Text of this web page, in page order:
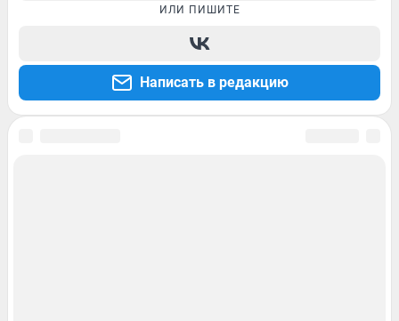
ИЛИ ПИШИТЕ
Написать в редакцию